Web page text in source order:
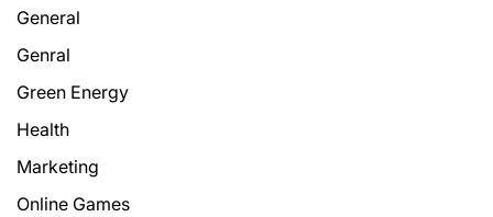
General
Genral
Green Energy
Health
Marketing
Online Games